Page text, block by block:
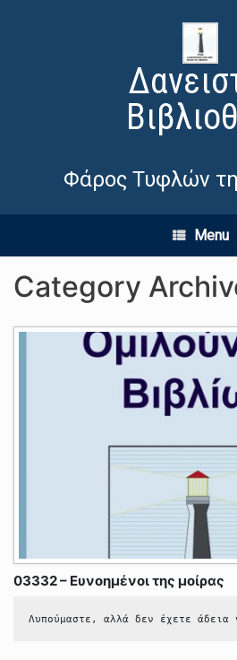
Φάρος Τυφλών
Menu
Category
03332 – Ευνοημένοι της μοίρας
Λυπούμαστε, αλλά δεν έχετε